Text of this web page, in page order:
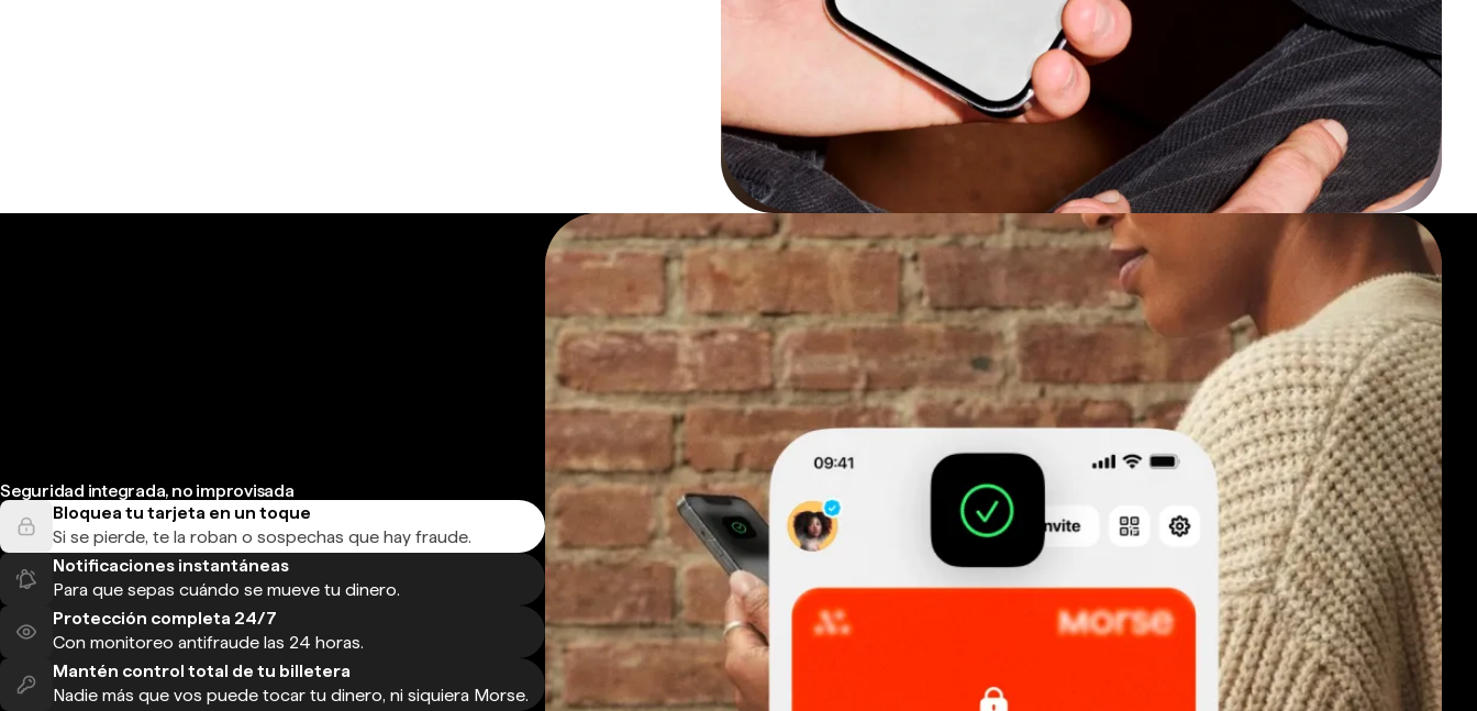
Seguridad integrada, no improvisada
Bloquea tu tarjeta en un toque
Si se pierde, te la roban o sospechas que hay fraude.
Notificaciones instantáneas
Para que sepas cuándo se mueve tu dinero.
Protección completa 24/7
Con monitoreo antifraude las 24 horas.
Mantén control total de tu billetera
Nadie más que vos puede tocar tu dinero, ni siquiera Morse.